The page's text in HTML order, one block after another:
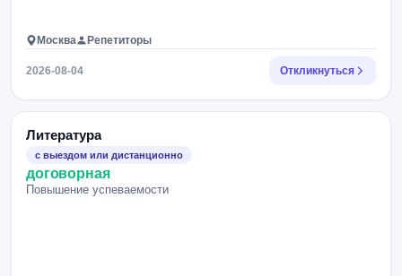
Москва Репетиторы
2026-08-04 Откликнуться
Литература
с выездом или дистанционно
договорная
Повышение успеваемости